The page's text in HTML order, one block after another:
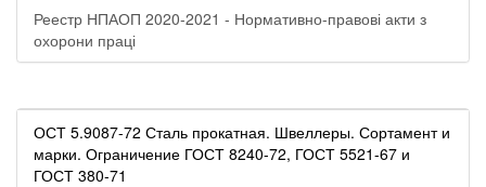
Реестр НПАОП 2020-2021 - Нормативно-правові акти з
охорони праці
ОСТ 5.9087-72 Сталь прокатная. Швеллеры. Сортамент и
марки. Ограничение ГОСТ 8240-72, ГОСТ 5521-67 и
ГОСТ 380-71